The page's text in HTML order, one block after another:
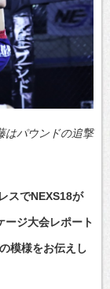
はパウンドの追撃
スでNEXS18が
ージ大会レポート
模様をお伝えし